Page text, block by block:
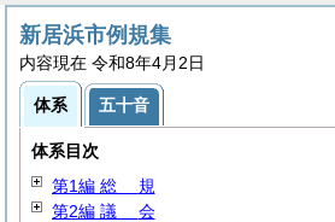
新居浜市例規集
内容現在 令和8年4月2日
体系 五十音
体系目次
第1編 総 規
第2編 議 会